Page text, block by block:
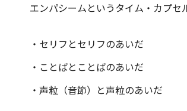
エンパシームというタイム・カプセ
・セリフとセリフのあいだ
・ことばとことばのあいだ
・声粒（音節）と声粒のあいだ